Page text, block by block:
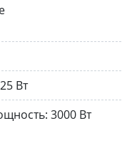
25 Вт
3000 Вт